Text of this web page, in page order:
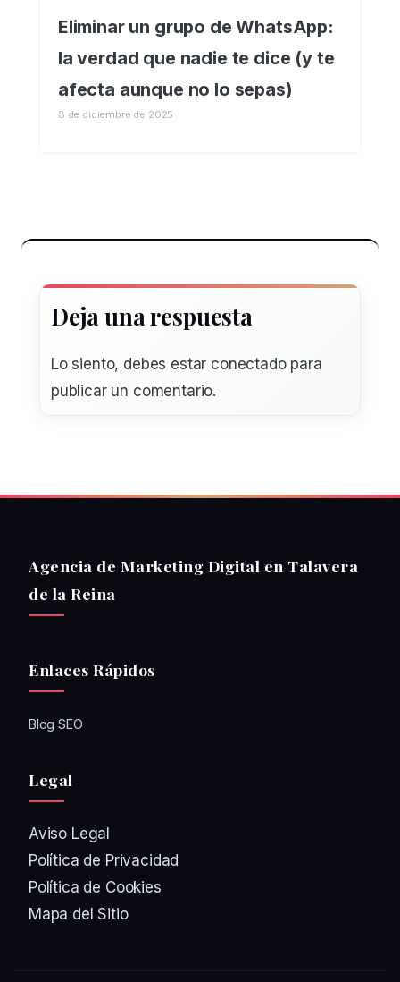
Eliminar un grupo de WhatsApp:
la verdad que nadie te dice (y te
afecta aunque no lo sepas)
8 de diciembre de 2025
Deja una respuesta
Lo siento, debes estar conectadopara
publicar un comentario.
Agencia de Marketing Digital en Talavera
de la Reina
Enlaces Rápidos
Blog SEO
Legal
Aviso Legal
Política de Privacidad
Política de Cookies
Mapa del Sitio